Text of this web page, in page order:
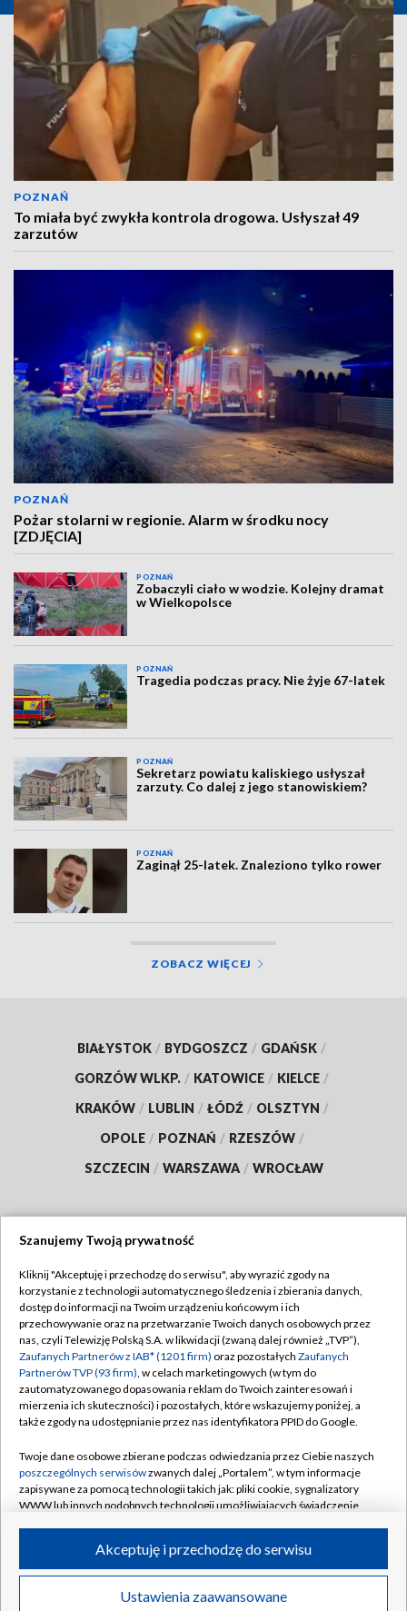
POZNAŃ
To miała być zwykła kontrola drogowa. Usłyszał 49
zarzutów
POZNAŃ
Pożar stolarni w regionie. Alarm w środku nocy
[ZDJĘCIA]
POZNAŃ
Zobaczyli ciało w wodzie. Kolejny dramat
w Wielkopolsce
POZNAŃ
Tragedia podczas pracy. Nie żyje 67-latek
POZNAŃ
Sekretarz powiatu kaliskiego usłyszał
zarzuty. Co dalej z jego stanowiskiem?
POZNAŃ
Zaginął 25-latek. Znaleziono tylko rower
ZOBACZ WIĘCEJ
BIAŁYSTOK / BYDGOSZCZ / GDAŃSK /
GORZÓW WLKP. / KATOWICE / KIELCE /
KRAKÓW / LUBLIN / ŁÓDŹ / OLSZTYN /
OPOLE / POZNAŃ / RZESZÓW /
SZCZECIN / WARSZAWA / WROCŁAW
TVP
Abonament TVP
Emisja w TVP
Centrum informacji TVP
Naziemna Telewizja Cyfrowa
Rada Programowa
System NOS
Informacje o nadawcy
Program dla prasy
Regulamin TVP
Polityka prywatności
Moje zgody
Pomoc
Kontakt
Kanały
©2026 Telewizja Polska S.A. w likwidacji
Szanujemy Twoją prywatność
Kliknij "Akceptuję i przechodzę do serwisu", aby wyrazić zgody na
korzystanie z technologii automatycznego śledzenia i zbierania danych,
dostęp do informacji na Twoim urządzeniu końcowym i ich
przechowywanie oraz na przetwarzanie Twoich danych osobowych przez
nas, czyli Telewizję Polską S.A. w likwidacji (zwaną dalej również „TVP”),
Zaufanych Partnerów z IAB* (1201 firm) oraz pozostałych Zaufanych
Partnerów TVP (93 firm), w celach marketingowych (w tym do
zautomatyzowanego dopasowania reklam do Twoich zainteresowań i
mierzenia ich skuteczności) i pozostałych, które wskazujemy poniżej, a
także zgody na udostępnianie przez nas identyfikatora PPID do Google.
Twoje dane osobowe zbierane podczas odwiedzania przez Ciebie naszych
poszczególnych serwisówzwanych dalej „Portalem”, w tym informacje
zapisywane za pomocą technologii takich jak: pliki cookie, sygnalizatory
WWW lub innych podobnych technologii umożliwiających świadczenie
ruchu w Internecie.
Twoje dane osobowe zbierane podczas odwiedzania przez Ciebie
poszczególnych serwisówna Portalu, takie jak adresy IP, identyfikatory
Ustawienia zaawansowane
Akceptuję i przechodzę do serwisu